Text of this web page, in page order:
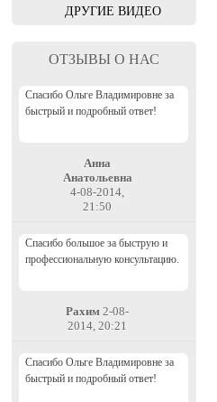
ДРУГИЕ ВИДЕО
ОТЗЫВЫ О НАС
Спасибо Ольге Владимировне за
быстрый и подробный ответ!
Анна
Анатольевна
4-08-2014,
21:50
Спасибо большое за быструю и
профессиональную консультацию.
Рахим 2-08-
2014, 20:21
Спасибо Ольге Владимировне за
быстрый и подробный ответ!